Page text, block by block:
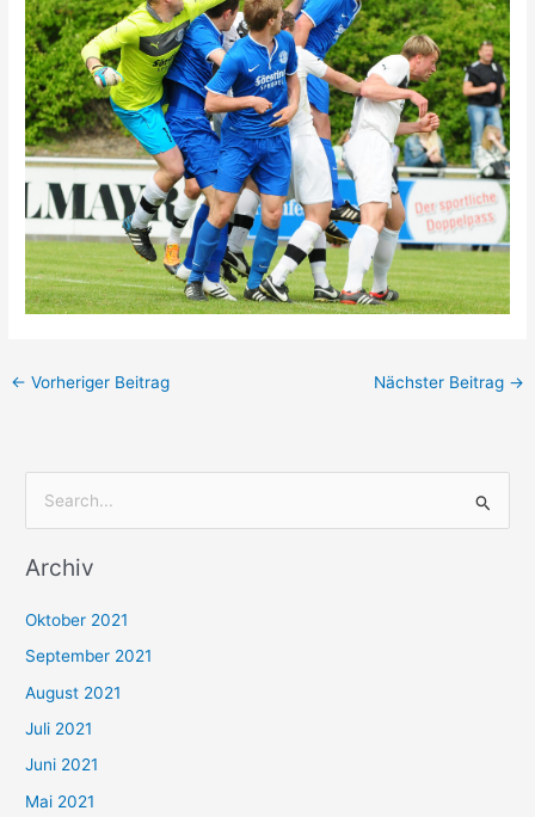
← Vorheriger Beitrag Nächster Beitrag →
c
n
n
a
c
h
Archiv
Oktober 2021
September 2021
August 2021
Juli 2021
Juni 2021
Mai 2021